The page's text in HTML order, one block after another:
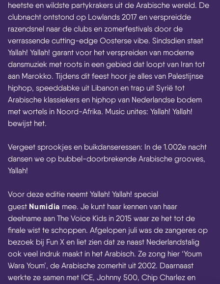
heetste en wildste partykrakers uit de Arabische wereld. De
clubnacht ontstond op Lowlands 2017 en verspreidde
razendsnel naar de clubs en zomerfestivals door de
verrassende cutting-edge Oosterse vibe. Sindsdien staat
Yallah! Yallah! garant voor het verspreiden van moderne
dansmuziek met roots in een gebied dat loopt van Iran tot
aan Marokko. Tijdens dit feest hoor je alles van Palestijnse
hiphop, speeddabke uit Libanon en trap uit Syrië tot
Arabische klassiekers en hiphop van Nederlandse bodem
met wortels in Noord-Afrika. Music unites: Yallah! Yallah!
bewijst het.
Vergeet sprookjes en buikdanseressen: In de 1.002e nacht
dansen we op bubbel-doorbrekende Arabische grooves,
Yallah!
Voor deze editie neemt Yallah! Yallah! special
guest Numidia mee. Je kunt haar kennen van haar
deelname aan The Voice Kids in 2015 waar ze het tot de
finale wist te schoppen. Afgelopen juli was de zangeres op
bezoek bij Fun X en liet zien dat ze naast Nederlandstalig
ook veel indruk maakt in het Arabisch. Ze zong hier ‘Youm
Wara Youm’, de Arabische zomerhit uit 2002. Daarnaast
werkte ze samen met ICE, Johnny 500, Chip Charlez en